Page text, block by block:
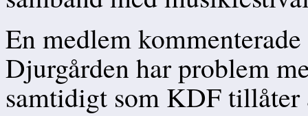
En medlem
Djurgården har problem
samtidigt som KDF